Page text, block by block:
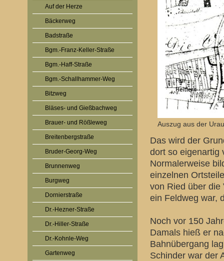
Auf der Herze
Bäckerweg
Badstraße
Bgm.-Franz-Keller-Straße
Bgm.-Haff-Straße
Bgm.-Schallhammer-Weg
Bitzweg
Bläses- und Gießbachweg
Brauer- und Rößleweg
Breitenbergstraße
Bruder-Georg-Weg
Brunnenweg
Burgweg
Dornierstraße
Dr.-Hezner-Straße
Dr.-Hiller-Straße
Dr.-Kohnle-Weg
Gartenweg
Auszug aus der
Das wird der
dort so eigenartig
Normalerweise
einzelnen
von Ried über die
ein Feldweg war,
Noch vor 150
Damals hieß er
Bahnübergang
Schinder war der